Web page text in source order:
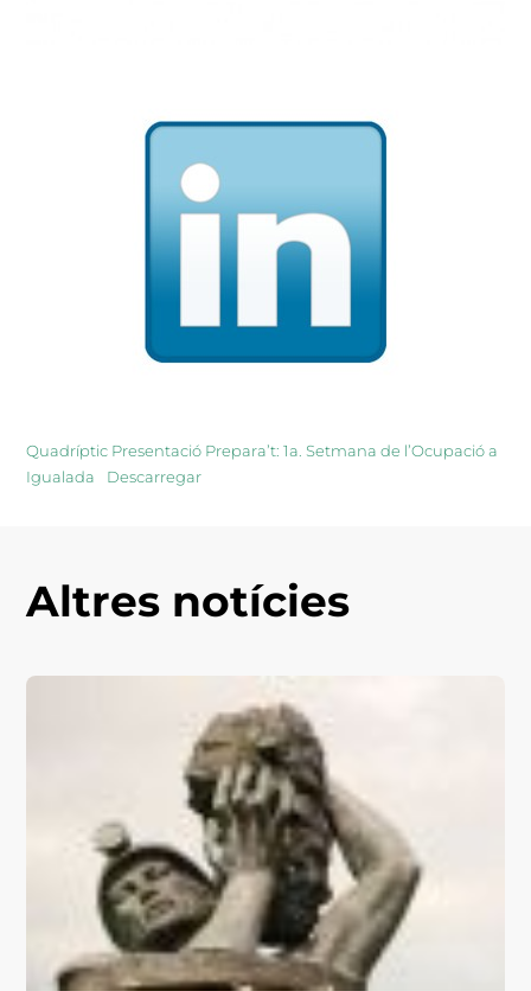
Quadríptic Presentació Prepara’t: 1a. Setmana de l’Ocupació a
Igualada
Descarregar
Altres notícies